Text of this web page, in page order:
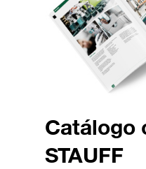
Catálogo
STAUFF